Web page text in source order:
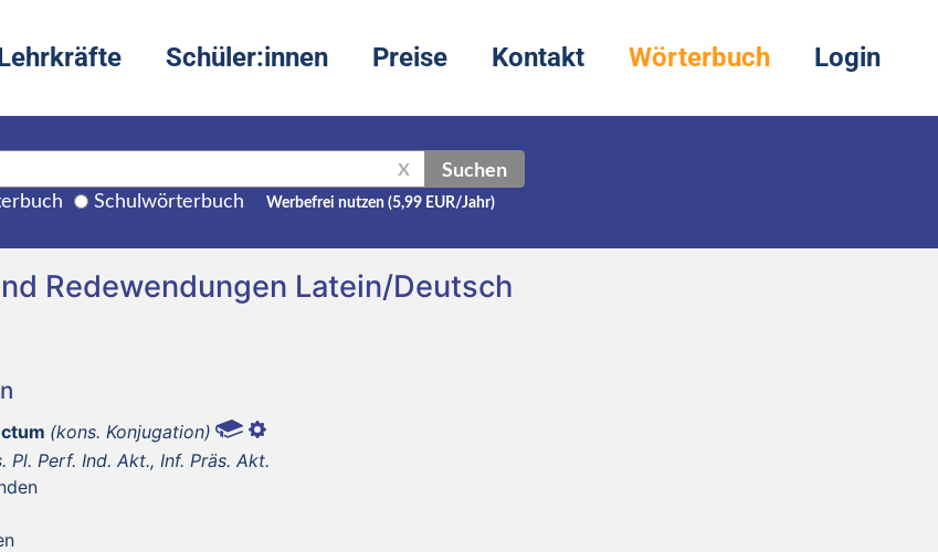
Schüler:innen Preise Kontakt Wörterbuch Login
X Suchen
Schulwörterbuch Werbefrei nutzen (5,99 EUR/Jahr)
Redewendungen Latein/Deutsch
(kons. Konjugation)
Pl. Perf. Ind. Akt., Inf. Präs. Akt.